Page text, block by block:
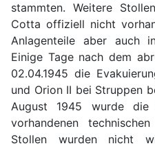
stammten. Weitere
Cotta offiziell nicht
Anlagenteile aber auch
Einige Tage nach dem
02.04.1945 die
und Orion II bei Struppen
August 1945 wurde
vorhandenen
Stollen wurden nicht